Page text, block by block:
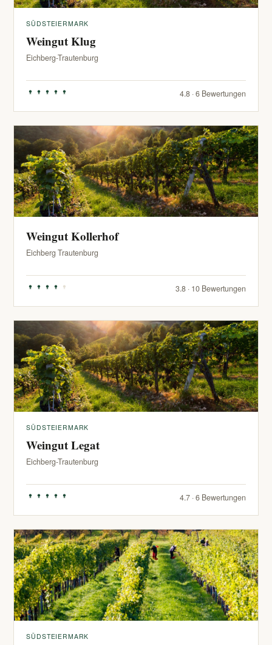
SÜDSTEIERMARK
Weingut Klug
Eichberg-Trautenburg
4.8 · 6 Bewertungen
Weingut Kollerhof
Eichberg Trautenburg
3.8 · 10 Bewertungen
SÜDSTEIERMARK
Weingut Legat
Eichberg-Trautenburg
4.7 · 6 Bewertungen
SÜDSTEIERMARK